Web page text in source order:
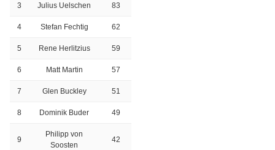
3 Julius Uelschen 83
4 Stefan Fechtig 62
5 Rene Herlitzius 59
6 Matt Martin 57
7 Glen Buckley 51
8 Dominik Buder 49
9
Philipp von
Soosten
42